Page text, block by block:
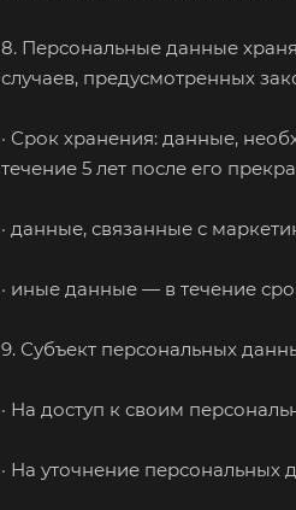
8. Персональные данные
случаев, предусмотренных
· Срок хранения: данные,
течение 5 лет после его
· данные, связанные с
· иные данные — в течение
9. Субъект персональных
· На доступ к своим
· На уточнение персональных